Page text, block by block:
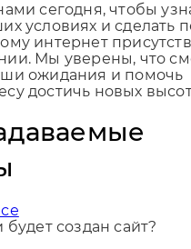
условиях и сделать
интернет
Мы уверены, что
ожидания и помочь
достичь новых высот.
создан сайт?